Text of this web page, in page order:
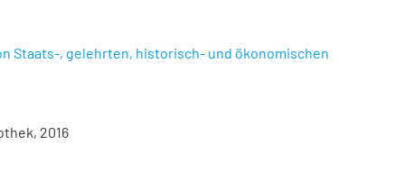
Staats-, gelehrten, historisch- und ökonomischen
2016